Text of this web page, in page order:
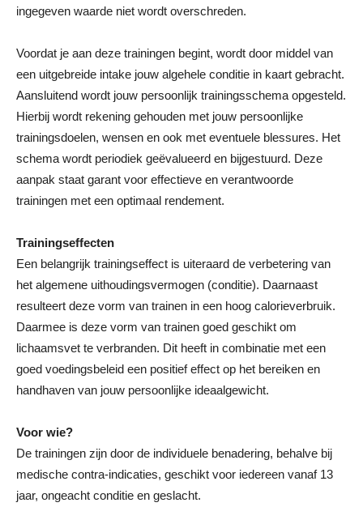
ingegeven waarde niet wordt overschreden.
Voordat je aan deze trainingen begint, wordt door middel van
een uitgebreide intake jouw algehele conditie in kaart gebracht.
Aansluitend wordt jouw persoonlijk trainingsschema opgesteld.
Hierbij wordt rekening gehouden met jouw persoonlijke
trainingsdoelen, wensen en ook met eventuele blessures. Het
schema wordt periodiek geëvalueerd en bijgestuurd. Deze
aanpak staat garant voor effectieve en verantwoorde
trainingen met een optimaal rendement.
Trainingseffecten
Een belangrijk trainingseffect is uiteraard de verbetering van
het algemene uithoudingsvermogen (conditie). Daarnaast
resulteert deze vorm van trainen in een hoog calorieverbruik.
Daarmee is deze vorm van trainen goed geschikt om
lichaamsvet te verbranden. Dit heeft in combinatie met een
goed voedingsbeleid een positief effect op het bereiken en
handhaven van jouw persoonlijke ideaalgewicht.
Voor wie?
De trainingen zijn door de individuele benadering, behalve bij
medische contra-indicaties, geschikt voor iedereen vanaf 13
jaar, ongeacht conditie en geslacht.